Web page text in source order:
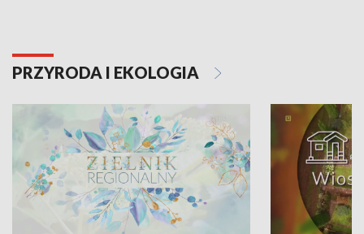
PRZYRODA I EKOLOGIA